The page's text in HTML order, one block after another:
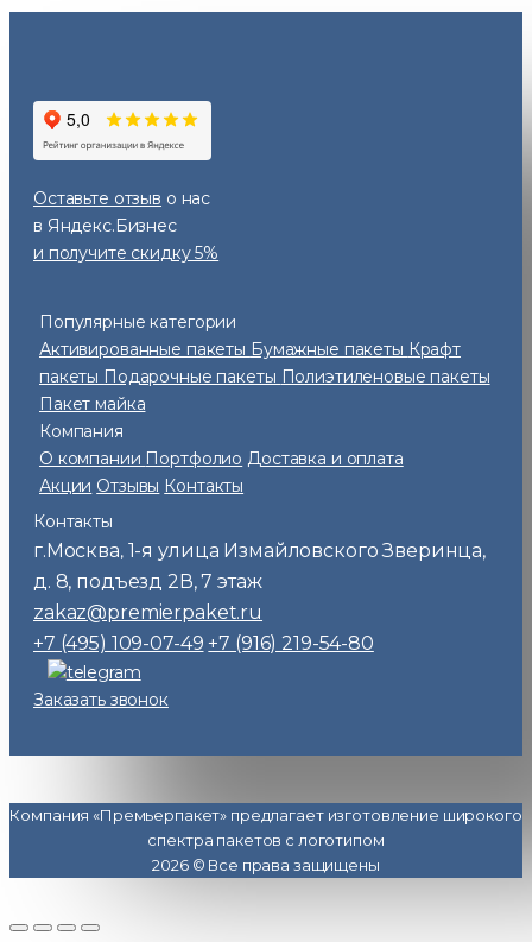
Оставьте отзыв о нас
в Яндекс.Бизнес
и получите скидку 5%
Популярные категории
Активированные пакеты Бумажные пакеты Крафт
пакеты Подарочные пакеты Полиэтиленовые пакеты
Пакет майка
Компания
О компании Портфолио Доставка и оплата
Акции Отзывы Контакты
Контакты
г.Москва, 1-я улица Измайловского Зверинца,
д. 8, подъезд 2В, 7 этаж
zakaz@premierpaket.ru
+7 (495) 109-07-49 +7 (916) 219-54-80
Заказать звонок
Компания «Премьерпакет» предлагает изготовление широкого
спектра пакетов с логотипом
2026 © Все права защищены